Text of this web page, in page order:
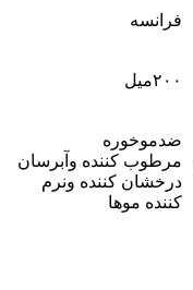
فرانسه
۲۰۰میل
ضدموخوره
مرطوب کننده وآبرسان
درخشان کننده ونرم
کننده موها